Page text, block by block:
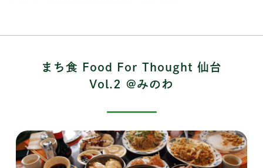
まち食 Food For Thought 仙台
Vol.2 @みのわ